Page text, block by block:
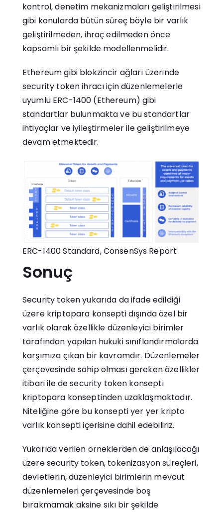
kontrol, denetim mekanizmaları geliştirilmesi
gibi konularda bütün süreç böyle bir varlık
geliştirilmeden, ihraç edilmeden önce
kapsamlı bir şekilde modellenmelidir.
Ethereum gibi blokzincir ağları üzerinde
security token ihracı için düzenlemelerle
uyumlu ERC-1400 (Ethereum) gibi
standartlar bulunmakta ve bu standartlar
ihtiyaçlar ve iyileştirmeler ile geliştirilmeye
devam etmektedir.
ERC-1400 Standard, ConsenSys Report
Sonuç
Security token yukarıda da ifade edildiği
üzere kriptopara konsepti dışında özel bir
varlık olarak özellikle düzenleyici birimler
tarafından yapılan hukuki sınıflandırmalarda
karşımıza çıkan bir kavramdır. Düzenlemeler
çerçevesinde sahip olması gereken özellikler
itibari ile de security token konsepti
kriptopara konseptinden uzaklaşmaktadır.
Niteliğine göre bu konsepti yer yer kripto
varlık konsepti içerisine dahil edebiliriz.
Yukarıda verilen örneklerden de anlaşılacağı
üzere security token, tokenizasyon süreçleri,
devletlerin, düzenleyici birimlerin mevcut
düzenlemeleri çerçevesinde boş
bırakmamak aksine sıkı bir şekilde